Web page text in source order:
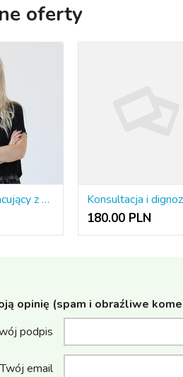
oferty
Psycholog pracujący z dziećmi i rodzicami. Konsultacja i
180.00 PLN
opinię (spam i obraźliwe
podpis
Twój email